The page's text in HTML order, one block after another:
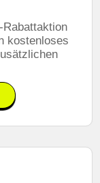
Rabattaktion
kostenloses